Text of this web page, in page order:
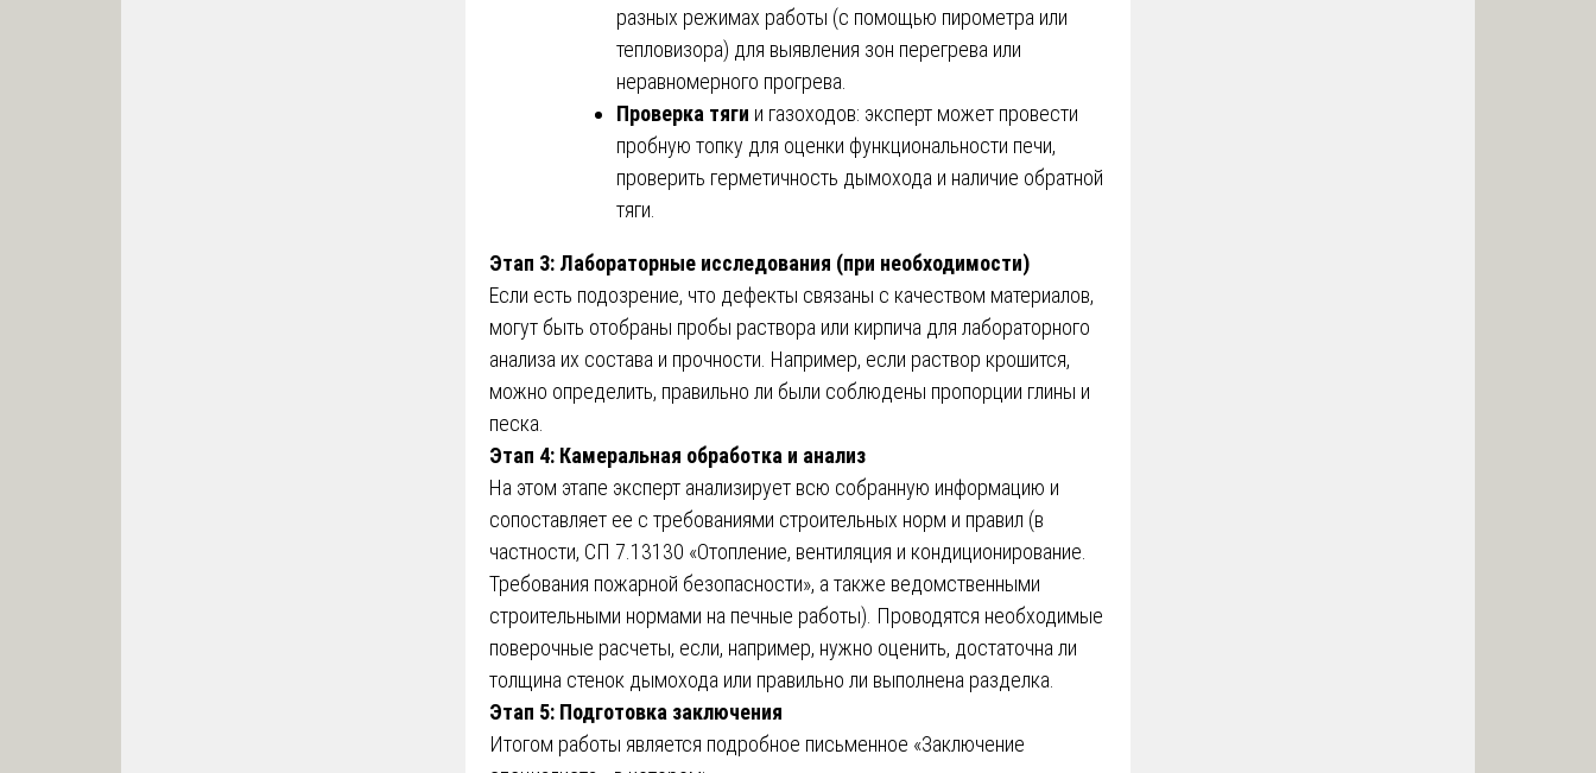
разных режимах работы (с помощью пирометра или
тепловизора) для выявления зон перегрева или
неравномерного прогрева.
Проверка тяги и газоходов: эксперт может провести
пробную топку для оценки функциональности печи,
проверить герметичность дымохода и наличие обратной
тяги.
Этап 3: Лабораторные исследования (при необходимости)
Если есть подозрение, что дефекты связаны с качеством материалов,
могут быть отобраны пробы раствора или кирпича для лабораторного
анализа их состава и прочности. Например, если раствор крошится,
можно определить, правильно ли были соблюдены пропорции глины и
песка.
Этап 4: Камеральная обработка и анализ
На этом этапе эксперт анализирует всю собранную информацию и
сопоставляет ее с требованиями строительных норм и правил (в
частности, СП 7.13130 «Отопление, вентиляция и кондиционирование.
Требования пожарной безопасности», а также ведомственными
строительными нормами на печные работы). Проводятся необходимые
поверочные расчеты, если, например, нужно оценить, достаточна ли
толщина стенок дымохода или правильно ли выполнена разделка.
Этап 5: Подготовка заключения
Итогом работы является подробное письменное «Заключение